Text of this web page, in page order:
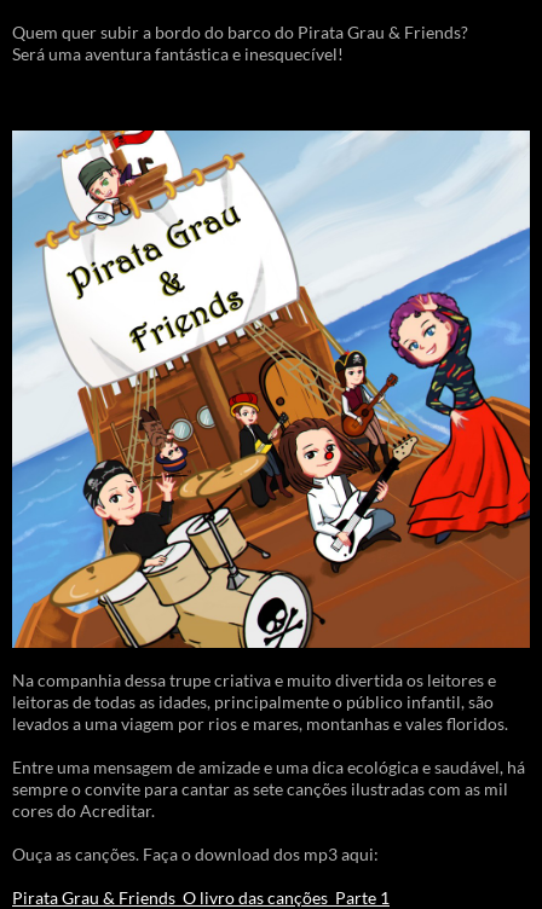
Quem quer subir a bordo do barco do Pirata Grau & Friends?
Será uma aventura fantástica e inesquecível!
Na companhia dessa trupe criativa e muito divertida os leitores e
leitoras de todas as idades, principalmente o público infantil, são
levados a uma viagem por rios e mares, montanhas e vales floridos.
Entre uma mensagem de amizade e uma dica ecológica e saudável, há
sempre o convite para cantar as sete canções ilustradas com as mil
cores do Acreditar.
Ouça as canções. Faça o download dos mp3 aqui:
Pirata Grau & Friends_O livro das canções_Parte 1